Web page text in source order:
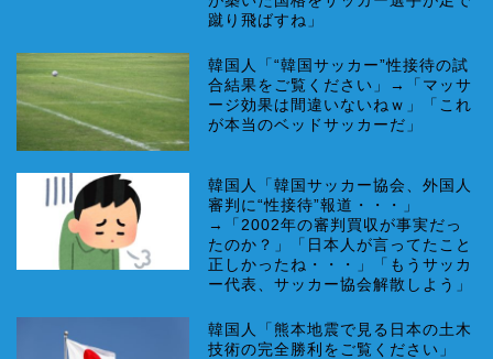
蹴り飛ばすね」
韓国人「“韓国サッカー”性接待の試
合結果をご覧ください」→「マッサ
ージ効果は間違いないねｗ」「これ
が本当のベッドサッカーだ」
韓国人「韓国サッカー協会、外国人
審判に“性接待”報道・・・」
→「2002年の審判買収が事実だっ
たのか？」「日本人が言ってたこと
正しかったね・・・」「もうサッカ
ー代表、サッカー協会解散しよう」
韓国人「熊本地震で見る日本の土木
技術の完全勝利をご覧ください」